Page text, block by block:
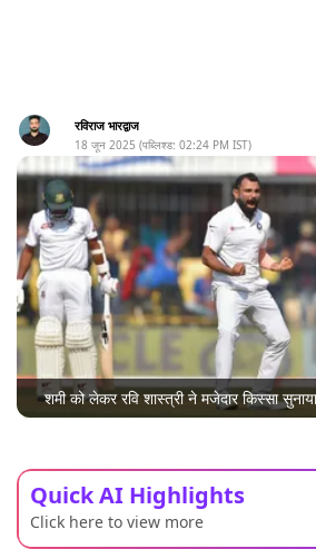
रविराज भारद्वाज
18 जून 2025 (पब्लिश्ड: 02:24 PM IST)
शमी को लेकर रवि शास्त्री ने मजेदार किस्सा
Quick AI Highlights
Click here to view more